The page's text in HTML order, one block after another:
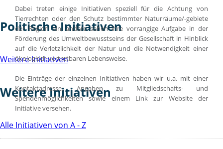
Politische Initiativen
Weitere Initiativen
Weitere Initiativen
Alle Initiativen von A - Z
Dabei treten einige Initiativen speziell für die Achtung von
Tierrechten oder den Schutz bestimmter Naturräume/-gebiete
der Region ein, andere sehen ihre vorrangige Aufgabe in der
Förderung des Umweltbewusstseins der Gesellschaft in Hinblick
auf die Verletzlichkeit der Natur und die Notwendigkeit einer
ökologisch vertretbaren Lebensweise.
Die Einträge der einzelnen Initiativen haben wir u.a. mit einer
Kontaktadresse, Angaben zu Mitgliedschafts- und
Spendenmöglichkeiten sowie einem Link zur Website der
Initiative versehen.